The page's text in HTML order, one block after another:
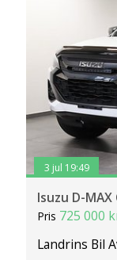
3 jul 19:49
Isuzu D-
Pris 725 000
Landrins Bil